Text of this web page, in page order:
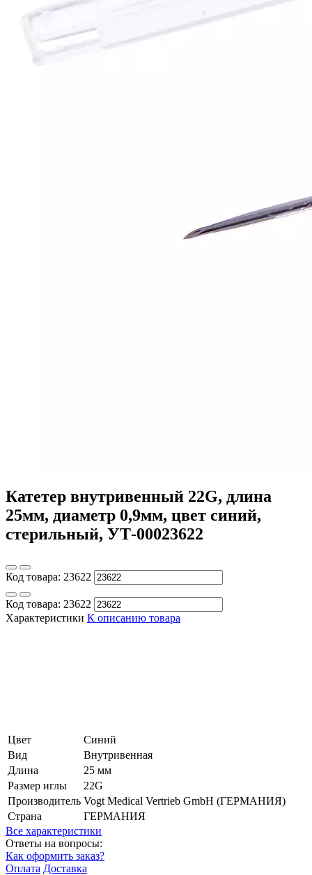
Катетер внутривенный 22G, длина
25мм, диаметр 0,9мм, цвет синий,
стерильный, УТ-00023622
Код товара: 23622
Код товара: 23622
Характеристики К описанию товара
Цвет
Синий
Вид
Внутривенная
Длина
25 мм
Размер иглы
22G
Производитель Vogt Medical Vertrieb GmbH (ГЕРМАНИЯ)
Страна
ГЕРМАНИЯ
Все характеристики
Ответы на вопросы:
Как оформить заказ?
Оплата Доставка